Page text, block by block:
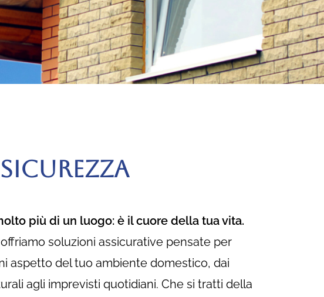
più di un luogo: è il cuore della tua vita.
soluzioni assicurative pensate per
aspetto del tuo ambiente domestico, dai
agli imprevisti quotidiani. Che si tratti della